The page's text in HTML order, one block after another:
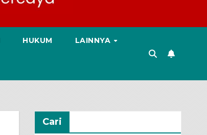
HUKUM LAINNYA
Cari